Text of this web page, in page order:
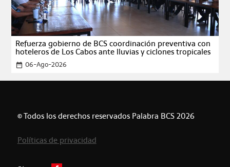
Refuerza gobierno de BCS coordinación preventiva con
hoteleros de Los Cabos ante lluvias y ciclones tropicales
date_range 06-Ago-2026
© Todos los derechos reservados Palabra BCS 2026
Políticas de privacidad